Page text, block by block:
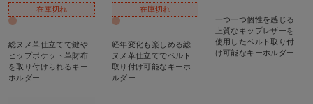
在庫切れ
総ヌメ革仕立てで鍵や
ヒップポケット革財布
を取り付けられるキー
ホルダー
在庫切れ
経年変化も楽しめる総
ヌメ革仕立てでベルト
取り付け可能なキーホ
ルダー
一つ一つ個性を感じる
上質なキップレザーを
使用したベルト取り付
け可能なキーホルダー